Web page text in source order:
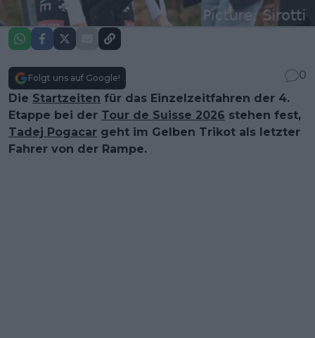
Folgt uns auf Google!
0
Die Startzeiten für das Einzelzeitfahren der 4.
Etappe bei der Tour de Suisse 2026 stehen fest,
Tadej Pogacar geht im Gelben Trikot als letzter
Fahrer von der Rampe.